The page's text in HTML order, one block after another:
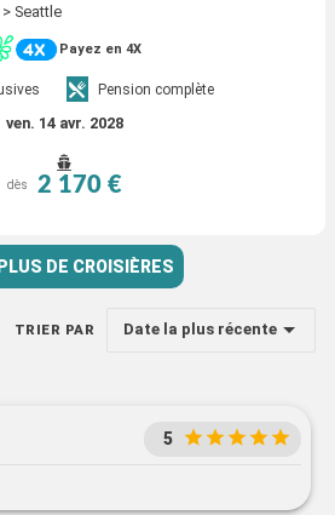
Seattle
Payez en 4X
Pension complète
ven. 14 avr. 2028
dès 2 170 €
DE CROISIÈRES
TRIER PAR Date la plus récente
5